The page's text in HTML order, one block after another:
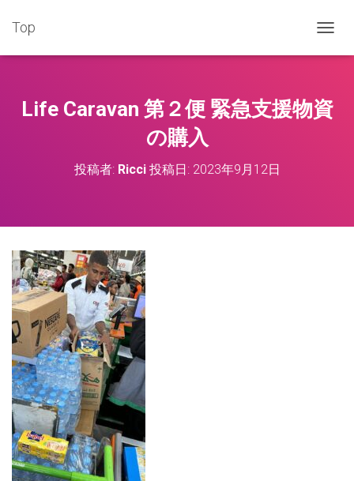
Top
ビ
シ
ョ
Life Caravan 第２便 緊急支援物資
の購入
投稿者: Ricci投稿日: 2023年9月12日